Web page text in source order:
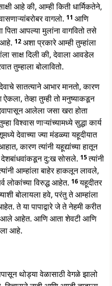
आहे की, आम्ही किती धार्मिकतेने,
वागलो. 11 आणि
आपल्या मुलांना वागवितो तसे
आहे. 12अशा प्रकारे आम्ही तुम्हांला
साक्ष दिली की, देवाला आवडेल
तुम्हाला बोलावितो.
सातत्याने आभार मानतो, कारण
तेव्हा तुम्ही तो मनुष्याकडून
आलेला जसा खरा होता
विश्वास णाऱ्यांच्यामध्ये सुद्धा कार्य
देवाच्या ज्या मंडळ्या यहूदीयात
कारण त्यांनी यहूद्यांच्या हातून
दु:ख सोसले. 15त्यांनी
आम्हांला बाहेर हाकलून लावले,
लोकांच्या विरुद्ध आहेत. 16यहूदीतर
बोलायला हवे, परंतु ते आम्हांला
ते या पापाद्वारे जे ते नेहमी करीत
आले आहेत. आणि आता शेवटी आणि
आहे.
थोड्या वेळासाठी वेगळे झालो